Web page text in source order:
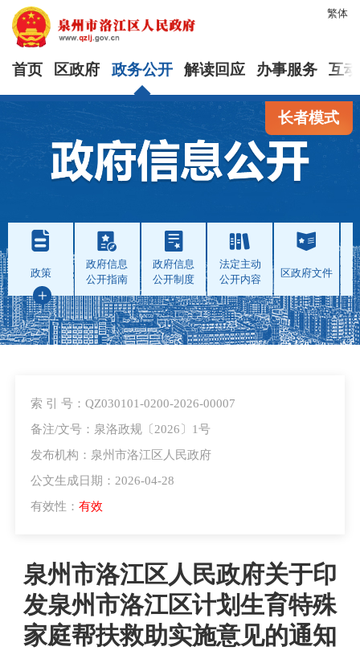
繁体
首页 区政府 政务公开 解读回应 办事服务 互
长者模式
政策
政府信息
公开指南
政府信息
公开制度
法定主动
公开内容
区政府文件
索 引 号：QZ030101-0200-2026-00007
备注/文号：泉洛政规〔2026〕1号
发布机构：泉州市洛江区人民政府
公文生成日期：2026-04-28
有效性： 有效
泉州市洛江区人民政府关于印
发泉州市洛江区计划生育特殊
家庭帮扶救助实施意见的通知